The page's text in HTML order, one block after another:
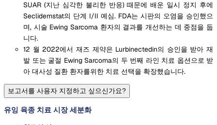
SUAR (지난 심각한 불리한 반응) 때문에 배운 일시 정지 후에
Seclidemstat의 단계 I/II 예심. FDA는 시판의 오염을 승인했으
며, 시술 Ewing Sarcoma 환자의 결과를 개선하는 데 중점을 둡
니다.
12 월 2022에서 재즈 제약은 Lurbinectedin의 승인을 받아 재
발 또는 굴절 Ewing Sarcoma의 두 번째 라인 치료 옵션으로 받
아 대사성 질환 환자를위한 치료 선택을 확장했습니다.
보고서를 사용자 지정하고 싶으신가요?
유잉 육종 치료 시장 세분화